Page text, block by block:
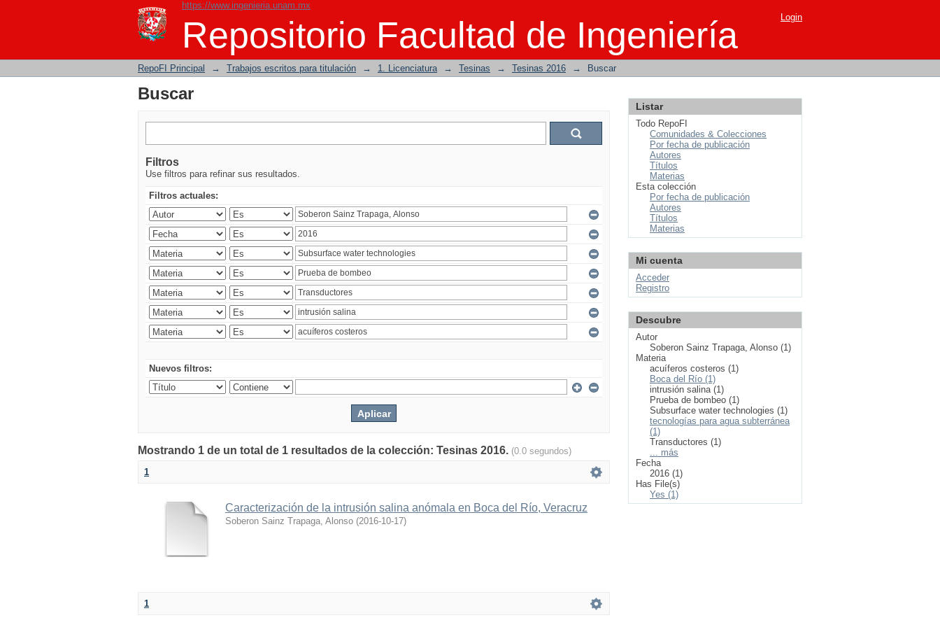
https://www.ingenieria.unam.mx
Repositorio Facultad de Ingeniería
Buscar Login
RepoFI Principal → Trabajos escritos para titulación → 1. Licenciatura → Tesinas → Tesinas 2016 → Buscar
Buscar
Filtros
Use filtros para refinar sus resultados.
Filtros actuales:
Nuevos filtros:
Mostrando 1 de un total de 1 resultados de la colección: Tesinas 2016. (0.0 segundos)
1
Caracterización de la intrusión salina anómala en Boca del Río, Veracruz
Soberon Sainz Trapaga, Alonso (2016-10-17)
1
Listar
Todo RepoFI
Comunidades & Colecciones
Por fecha de publicación
Autores
Títulos
Materias
Esta colección
Por fecha de publicación
Autores
Títulos
Materias
Mi cuenta
Acceder
Registro
Descubre
Autor
Soberon Sainz Trapaga, Alonso (1)
Materia
acuíferos costeros (1)
Boca del Río (1)
intrusión salina (1)
Prueba de bombeo (1)
Subsurface water technologies (1)
tecnologías para agua subterránea
(1)
Transductores (1)
... más
Fecha
2016 (1)
Has File(s)
Yes (1)